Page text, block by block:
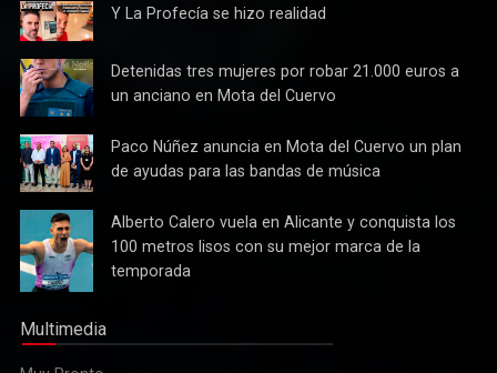
Y La
Profecía
se hizo
realidad
Y La Profecía se hizo realidad
Detenidas
tres
mujeres
por robar
21.000
euros a
anciano
en Mota
del
Cuervo
Detenidas tres mujeres por robar 21.000 euros a
un anciano en Mota del Cuervo
Paco
Núñez
anuncia
en Mota
Cuervo un
plan de
para las
bandas
de
Paco Núñez anuncia en Mota del Cuervo un plan
de ayudas para las bandas de música
Alberto
Calero
vuela en
Alicante y
los 100
Alberto Calero vuela en Alicante y conquista los
100 metros lisos con su mejor marca de la
temporada
Multimedia